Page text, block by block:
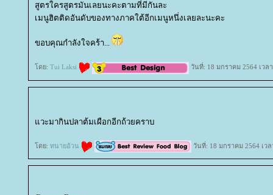
สูตรใครสูตรมันเลยนะคะตามที่มีกันละ
เมนูฮิตติดอันดับของทางภาคใต้อีกเมนูหนึ่งเลยละนะคะ
ขอบคุณกำลังใจคร้า...
ดย: Tui Laksi วันที่: 18 มกราคม 2564 เวล
วะมากินปลาต้มเผือกอีกถ้วยคราบ
ดย: ทนายอ้วน วันที่: 18 มกราคม 2564 เว